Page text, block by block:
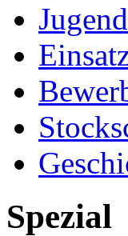
Jugend